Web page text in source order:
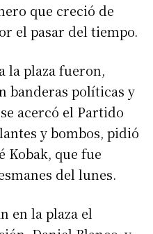
que creció de
el pasar del tiempo.
la plaza fueron,
banderas políticas y
acercó el Partido
y bombos, pidió
Kobak, que fue
del lunes.
en la plaza el